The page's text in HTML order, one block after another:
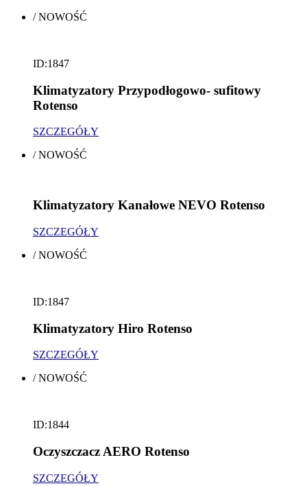
/NOWOŚĆ
ID:1847
Klimatyzatory Przypodłogowo- sufitowy
Rotenso
SZCZEGÓŁY
/NOWOŚĆ
Klimatyzatory Kanałowe NEVO Rotenso
SZCZEGÓŁY
/NOWOŚĆ
ID:1847
Klimatyzatory Hiro Rotenso
SZCZEGÓŁY
/NOWOŚĆ
ID:1844
Oczyszczacz AERO Rotenso
SZCZEGÓŁY